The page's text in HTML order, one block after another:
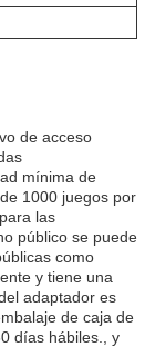
de acceso
mínima de
1000 juegos por
las
público se puede
como
y tiene una
adaptador es
de caja de
días hábiles., y